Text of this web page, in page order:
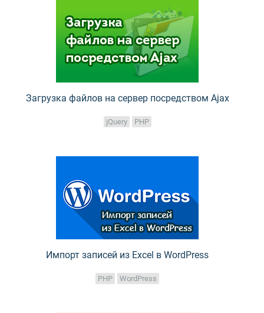
Загрузка файлов на сервер посредством Ajax
jQuery PHP
Импорт записей из Excel в WordPress
PHP WordPress